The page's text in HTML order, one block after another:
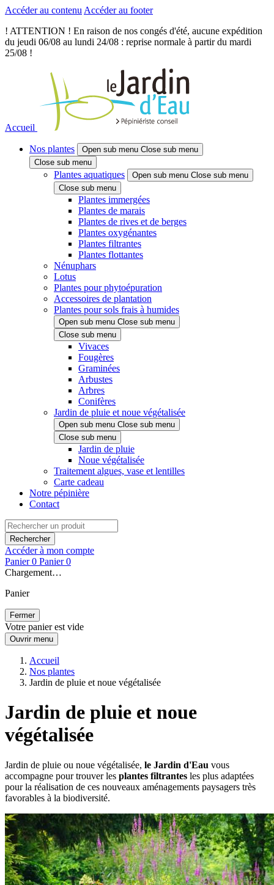
Accéder au contenu Accéder au footer
! ATTENTION ! En raison de nos congés d'été, aucune expédition
du jeudi 06/08 au lundi 24/08 : reprise normale à partir du mardi
25/08 !
Accueil
Nos plantes Open sub menu Close sub menu
Close sub menu
Plantes aquatiques Open sub menu Close sub menu
Close sub menu
Plantes immergées
Plantes de marais
Plantes de rives et de berges
Plantes oxygénantes
Plantes filtrantes
Plantes flottantes
Nénuphars
Lotus
Plantes pour phytoépuration
Accessoires de plantation
Plantes pour sols frais à humides
Open sub menu Close sub menu
Close sub menu
Vivaces
Fougères
Graminées
Arbustes
Arbres
Conifères
Jardin de pluie et noue végétalisée
Open sub menu Close sub menu
Close sub menu
Jardin de pluie
Noue végétalisée
Traitement algues, vase et lentilles
Carte cadeau
Notre pépinière
Contact
Rechercher
Accéder à mon compte
Panier 0 Panier 0
Chargement…
Panier
Fermer
Votre panier est vide
Ouvrir menu
Accueil
Nos plantes
Jardin de pluie et noue végétalisée
Jardin de pluie et noue
végétalisée
Jardin de pluie ou noue végétalisée, le Jardin d'Eau vous
accompagne pour trouver les plantes filtrantes les plus adaptées
pour la réalisation de ces nouveaux aménagements paysagers très
favorables à la biodiversité.